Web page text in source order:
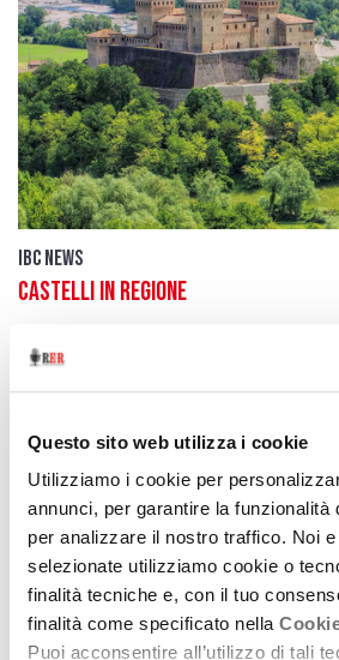
Questo sito web utilizza i cookie
Utilizziamo i cookie per
annunci, per garantire la funzionalità
per analizzare il nostro traffico. Noi
selezionate utilizziamo cookie o
finalità tecniche e, con il tuo
finalità come specificato nella
Puoi acconsentire all’utilizzo di tali
IBC news
Castelli in Regione
Un progetto pilota per la
Ascolta downloadPodcast